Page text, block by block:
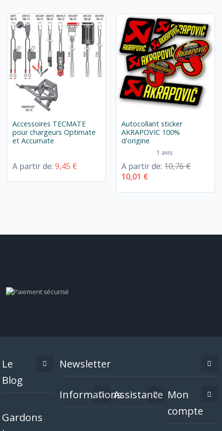
Accessoires TECMATE
pour chargeurs Optimate
et Accumate
A partir de:9,45 €
Autocollant sticker
AKRAPOVIC 100%
d'origine
1 avis
A partir de:10,76 €
10,01 €
Le
Blog
Gardons
Newsletter
InformationsAssistance Mon
compte